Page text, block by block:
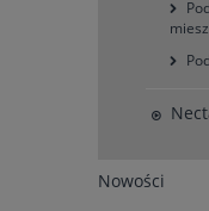
Nowości